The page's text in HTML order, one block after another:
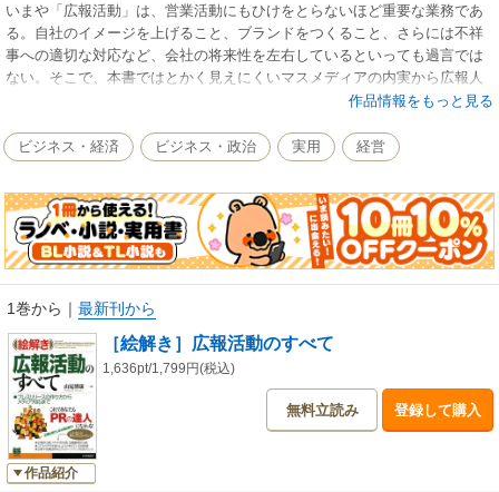
いまや「広報活動」は、営業活動にもひけをとらないほど重要な業務であ
る。自社のイメージを上げること、ブランドをつくること、さらには不祥
事への適切な対応など、会社の将来性を左右しているといっても過言では
ない。そこで、本書ではとかく見えにくいマスメディアの内実から広報人
の立ち居振る舞い、プレスリリースのつくり方までを紹介。広報の初心者
でわかりやすく解説し、網羅的にまとめた。広報人だけでなく、PR・IR、
危機管理の担当者にも役立つはずだ。さらに、広報部門をもたない中小企
っている方にも最適なガイドブックとなるだろう。「広報活動とはメディ
アを通じて行うプレゼンテーションであり、広報力が向上すればするほ
ど、本来の営業活動に直結する」のである。
作品情報をもっと見る
ビジネス・経済 ビジネス・政治 実用 経営
1巻から ｜ 最新刊から
作品紹介
［絵解き］広報活動のすべて
1,636pt/1,799円(税込)
無料立読み 登録して購入